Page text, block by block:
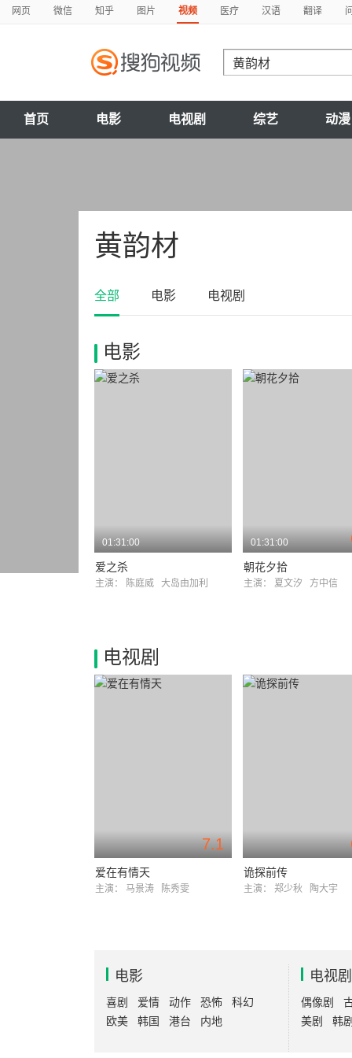
网页 微信 知乎 图片 视频 医疗 汉语 翻译
首页 电影 电视剧 综艺 动漫
黄韵材
全部 电影 电视剧
电影
01:31:00
爱之杀
主演： 陈庭威 大岛由加利
01:31:00
朝花夕拾
主演： 夏文汐 方中信
电视剧
7.1
爱在有情天
主演： 马景涛 陈秀雯
诡探前传
主演： 郑少秋 陶大宇
电影
喜剧 爱情 动作 恐怖
科幻
欧美
韩国 港台 内地
电视剧
偶像剧
美剧
韩